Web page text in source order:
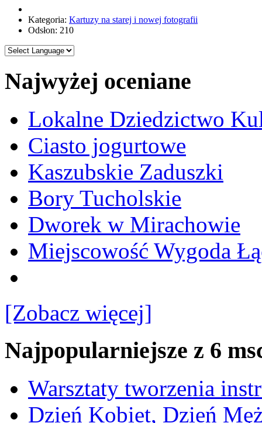
Kategoria: Kartuzy na starej i nowej fotografii
Odsłon: 210
Najwyżej oceniane
Lokalne Dziedzictwo
Ciasto jogurtowe
Kaszubskie Zaduszki
Bory Tucholskie
Dworek w Mirachowie
Miejscowość Wygoda
[Zobacz więcej]
Najpopularniejsze z 6
Warsztaty tworzenia
Dzień Kobiet, Dzień